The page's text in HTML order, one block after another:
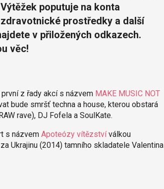
poputuje na konta
prostředky a další
v přiložených odkazech.
věc!
z řady akcí s názvem MAKE MUSIC NOT
bude smršť techna a house, kterou obstará
rave), DJ Fofela a SoulKate.
s názvem Apoteózy vítězstvíválkou
Ukrajinu (2014) tamního skladatele Valentina